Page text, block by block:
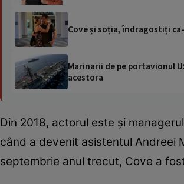
Cove și soția, îndragostiți
Marinarii de pe portavionul
acestora
Din 2018, actorul este și
când a devenit asistentul Andreei
septembrie anul trecut, Cove a